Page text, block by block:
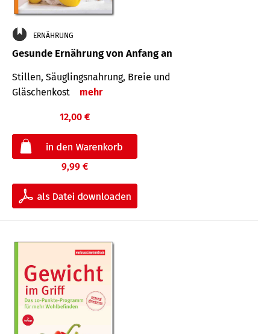
ERNÄHRUNG
Gesunde Ernährung von Anfang an
Stillen, Säuglingsnahrung, Breie und
Gläschenkost
mehr
12,00 €
9,99 €